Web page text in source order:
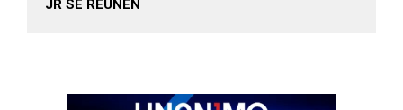
JR SE REÚNEN